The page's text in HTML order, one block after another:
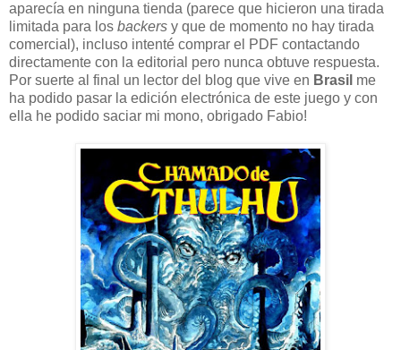
aparecía en ninguna tienda (parece que hicieron una tirada
limitada para los backers y que de momento no hay tirada
comercial), incluso intenté comprar el PDF contactando
directamente con la editorial pero nunca obtuve respuesta.
Por suerte al final un lector del blog que vive en Brasil me
ha podido pasar la edición electrónica de este juego y con
ella he podido saciar mi mono, obrigado Fabio!